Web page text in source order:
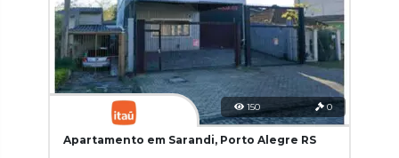
150 0
Apartamento em Sarandi, Porto Alegre RS